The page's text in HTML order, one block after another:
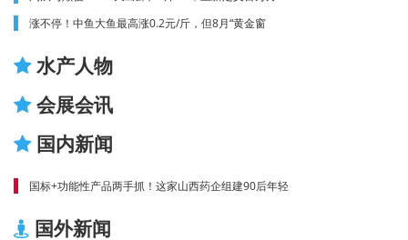
涨不停！中鱼大鱼最高涨0.2元/斤，但8月“黄金窗
水产人物
会展会讯
国内新闻
国标+功能性产品两手抓！这家山西药企组建90后年轻
国外新闻